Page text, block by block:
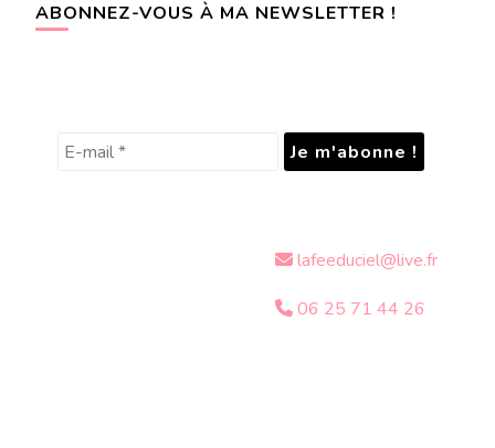
ABONNEZ-VOUS À MA NEWSLETTER !
lafeeduciel@live.fr
06 25 71 44 26